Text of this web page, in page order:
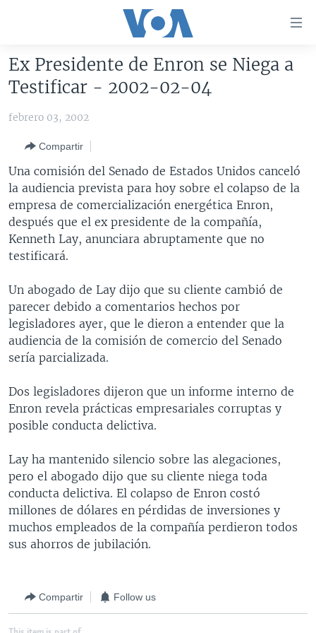
accesibilidad
contenido
Salte
navegador
principal
Salte
búsqueda
AMÉRICA DEL NORTE
MÉXICO
HAITÍ
ELECCIONES EEUU
VOTO DIVIDIDO
VOA VERIFICA
VOA VERIFICA UCRANIA/RUSIA
VOA VERIFICA INMIGRACIÓN
VOA VERIFICA AMÉRICA LATINA
AMÉRICA LATINA
ARGENTINA
BOLIVIA
COLOMBIA
CHILE
ECUADOR
VENEZUELA
BRASIL
CHINA EN AMÉRICA LATINA
CENTROAMÉRICA
COSTA RICA
EL SALVADOR
HONDURAS
NICARAGUA
OTRAS SECCIONES
INMIGRACIÓN
MUNDO
ECONOMÍA
ENTRETENIMIENTO Y CULTURA
DEPORTES
CIENCIA Y SALUD
ESPECIALES DE LA VOA
UCRANIA
MULTIMEDIA
VIDEOS
AUDIOS
PROGRAMAS TV
FORO INTERAMERICANO
VISIÓN 360
LAS CLAVES
PANORAMA
AVANCE INFORMATIVO
AUDIONOTICIAS
BUENOS DÍAS AMÉRICA
ESTADOS UNIDOS AL DÍA
EL MUNDO AL DÍA [RADIO]
FORO [RADIO]
DIRECT
DOCUMENTALES DE LA VOA
Learning English
SÍGANOS
Ex Presidente de Enron se Niega a
Testificar - 2002-02-04
febrero 03, 2002
Compartir
Una comisión del Senado de Estados Unidos canceló
la audiencia prevista para hoy sobre el colapso de la
empresa de comercialización energética Enron,
después que el ex presidente de la compañía,
Kenneth Lay, anunciara abruptamente que no
testificará.
Un abogado de Lay dijo que su cliente cambió de
parecer debido a comentarios hechos por
legisladores ayer, que le dieron a entender que la
audiencia de la comisión de comercio del Senado
sería parcializada.
Dos legisladores dijeron que un informe interno de
Enron revela prácticas empresariales corruptas y
posible conducta delictiva.
Lay ha mantenido silencio sobre las alegaciones,
pero el abogado dijo que su cliente niega toda
conducta delictiva. El colapso de Enron costó
millones de dólares en pérdidas de inversiones y
muchos empleados de la compañía perdieron todos
sus ahorros de jubilación.
Compartir Follow us